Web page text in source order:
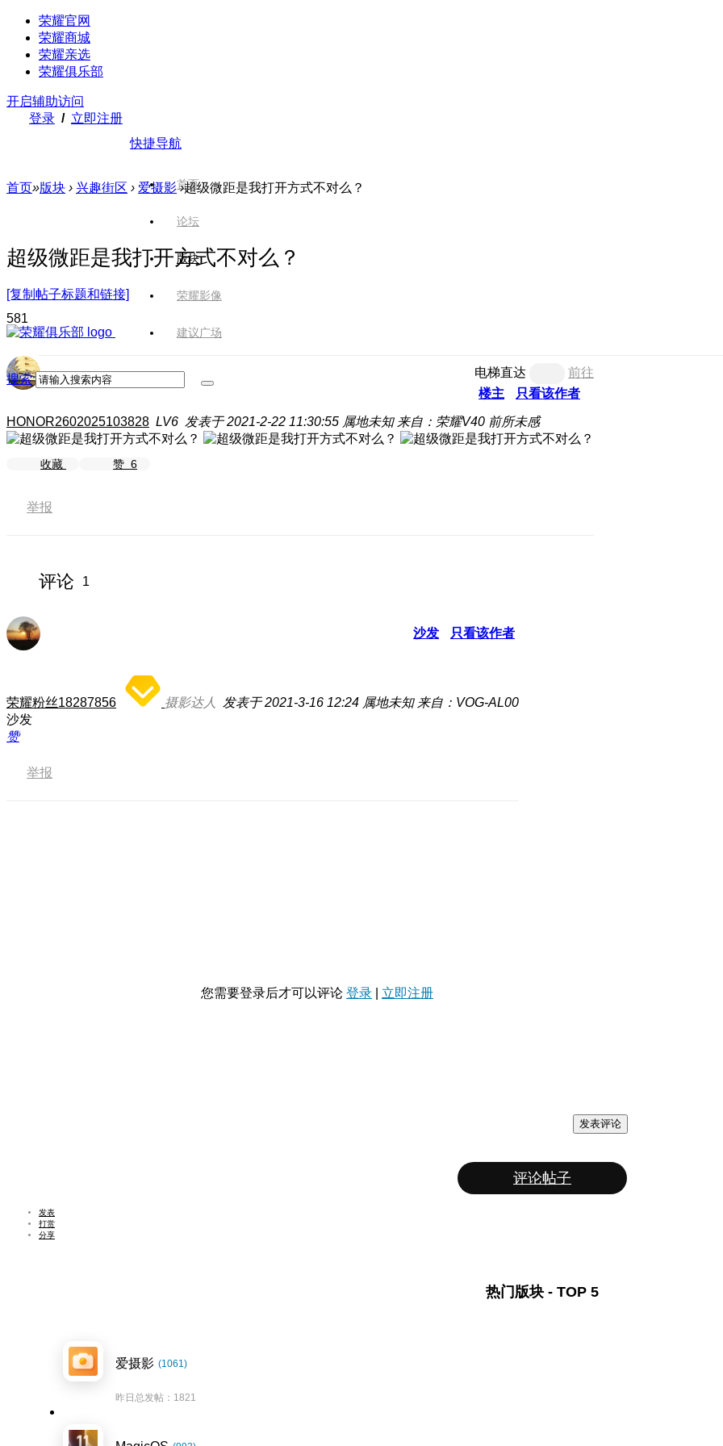
荣耀官网
荣耀商城
荣耀亲选
荣耀俱乐部
开启辅助访问
登录 / 立即注册
快捷导航
首页
论坛
版块
荣耀影像
建议广场
搜索
首页»版块 › 兴趣街区 › 爱摄影 ›超级微距是我打开方式不对么？
超级微距是我打开方式不对么？
[复制帖子标题和链接]
581
电梯直达
前往
楼主
只看该作者
HONOR2602025103828 LV6 发表于 2021-2-22 11:30:55 属地未知 来自：荣耀V40 前所未感
收藏 赞 6
举报
评论 1
沙发 只看该作者
荣耀粉丝18287856 摄影达人 发表于 2021-3-16 12:24 属地未知 来自：VOG-AL00
沙发
赞
举报
您需要登录后才可以评论 登录 立即注册
发表评论
评论帖子
发表
打赏
分享
热门版块 - TOP 5
爱摄影 (1061)
昨日总发帖：1821